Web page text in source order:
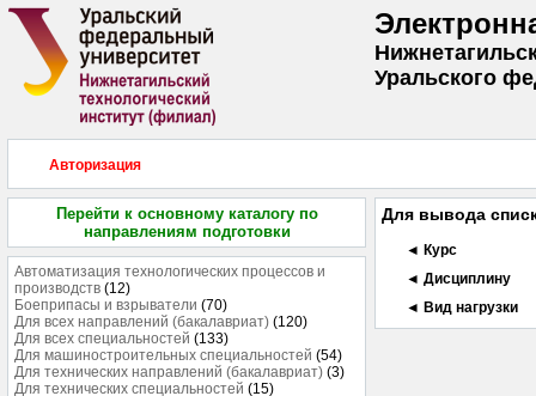
Уральского
Авторизация
Перейти к основному каталогу по
направлениям подготовки
Автоматизация технологических процессов и
производств (12)
Боеприпасы и взрыватели (70)
Для всех направлений (бакалавриат) (120)
Для всех специальностей (133)
Для машиностроительных специальностей (54)
Для технических направлений (бакалавриат) (3)
Для технических специальностей (15)
Для вывода
◄ Курс
◄ Дисциплину
◄ Вид нагрузки